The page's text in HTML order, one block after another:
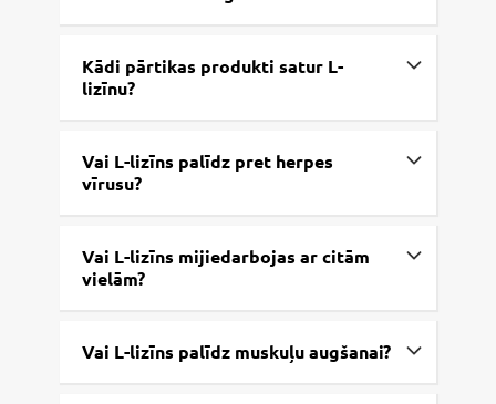
Kādi pārtikas produkti satur L-
lizīnu?
Vai L-lizīns palīdz pret herpes
vīrusu?
Vai L-lizīns mijiedarbojas ar citām
vielām?
Vai L-lizīns palīdz muskuļu augšanai?